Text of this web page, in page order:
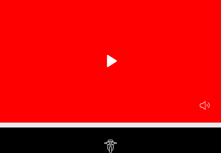
play
Item
1
Item
1